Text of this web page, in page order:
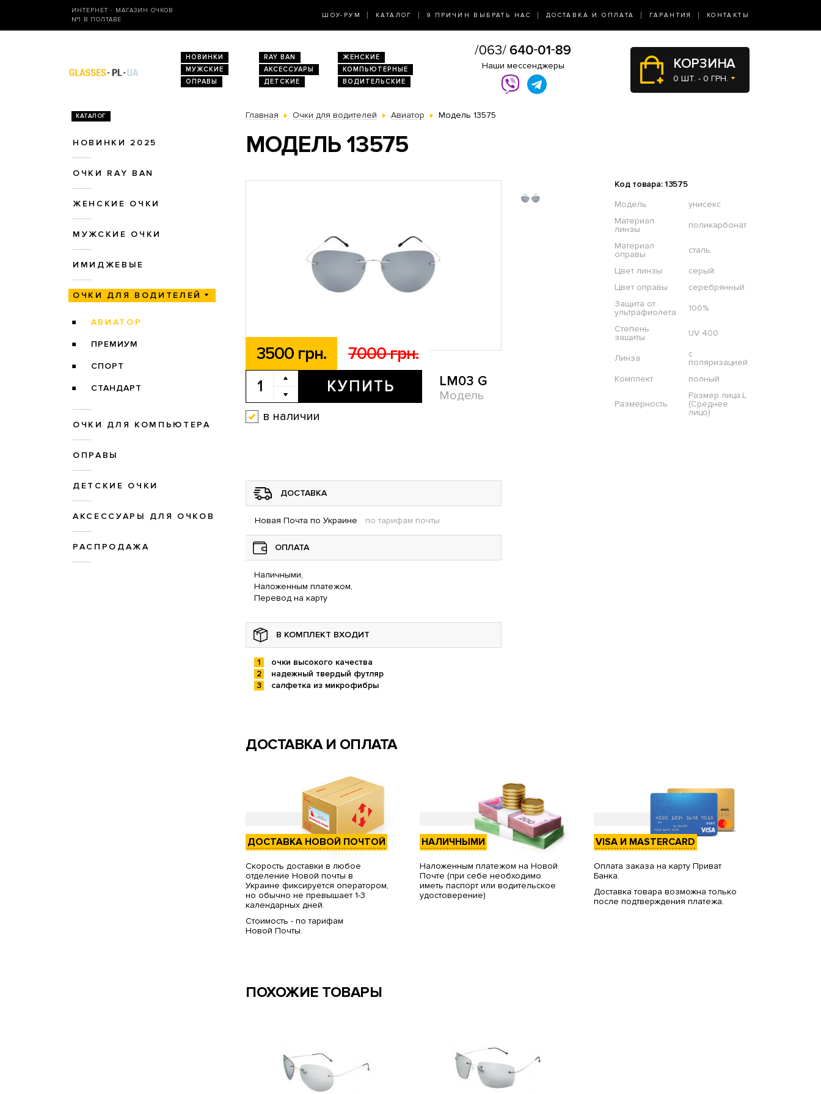
ИНТЕРНЕТ - МАГАЗИН ОЧКОВ
№1 В ПОЛТАВЕ
ШОУ-РУМ КАТАЛОГ 9 ПРИЧИН ВЫБРАТЬ НАС ДОСТАВКА И ОПЛАТА ГАРАНТИЯ КОНТАКТЫ
НОВИНКИ RAY BAN
ЖЕНСКИЕ
МУЖСКИЕ
АКСЕССУАРЫ
КОМПЬЮТЕРНЫЕ
ОПРАВЫ
ДЕТСКИЕ ВОДИТЕЛЬСКИЕ
Наши мессенджеры КОРЗИНА
0 ШТ. - 0 ГРН.
КАТАЛОГ
НОВИНКИ 2025
ОЧКИ RAY BAN
ЖЕНСКИЕ ОЧКИ
МУЖСКИЕ ОЧКИ
ИМИДЖЕВЫЕ
ОЧКИ ДЛЯ ВОДИТЕЛЕЙ
АВИАТОР
ПРЕМИУМ
СПОРТ
СТАНДАРТ
ОЧКИ ДЛЯ КОМПЬЮТЕРА
ОПРАВЫ
ДЕТСКИЕ ОЧКИ
АКСЕССУАРЫ ДЛЯ ОЧКОВ
РАСПРОДАЖА
Главная Очки для водителей Авиатор Модель 13575
МОДЕЛЬ 13575
3500 грн. 7000 грн.
КУПИТЬ LM03 G
Модель
в наличии
Код товара: 13575
Модель
унисекс
Материал
линзы
поликарбонат
Материал
оправы
сталь
Цвет линзы
серый
Цвет оправы
серебрянный
Защита от
ультрафиолета
100%
Степень
защиты
UV 400
Линза
с
поляризацией
Комплект
полный
Размерность
Размер лица:L
(Среднее
лицо)
ДОСТАВКА
Новая Почта по Украине по тарифам почты
ОПЛАТА
Наличными,
Наложенным платежом,
Перевод на карту
В КОМПЛЕКТ ВХОДИТ
очки высокого качества
надежный твердый футляр
салфетка из микрофибры
ДОСТАВКА И ОПЛАТА
ДОСТАВКА НОВОЙ ПОЧТОЙ
Скорость доставки в любое
отделение Новой почты в
Украине фиксируется оператором,
но обычно не превышает 1-3
календарных дней.
Стоимость - по тарифам
Новой Почты.
НАЛИЧНЫМИ
Наложенным платежом на Новой
Почте (при себе необходимо
иметь паспорт или водительское
удостоверение)
VISA И MASTERCARD
Оплата заказа на карту Приват
Банка.
Доставка товара возможна только
после подтверждения платежа.
ПОХОЖИЕ ТОВАРЫ